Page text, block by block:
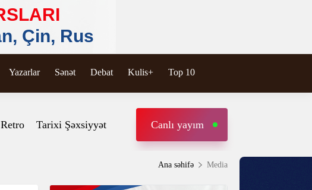
Yazarlar Sənət Debat Kulis+ Top 10
Retro Tarixi Şəxsiyyət Canlı yayım
Ana səhifə Media